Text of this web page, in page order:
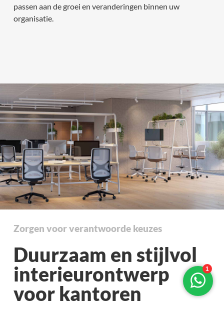
passen aan de groei en veranderingen binnen uw
organisatie.
Zorgen voor verantwoorde keuzes
Duurzaam en stijlvol
interieurontwerp
voor kantoren